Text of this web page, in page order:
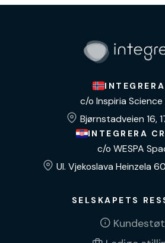
c/o Inspiria
Bjørnstadveien 16,
INTEGRERA
c/o WESPA
Ul. Vjekoslava Heinzela
SELSKAPETS